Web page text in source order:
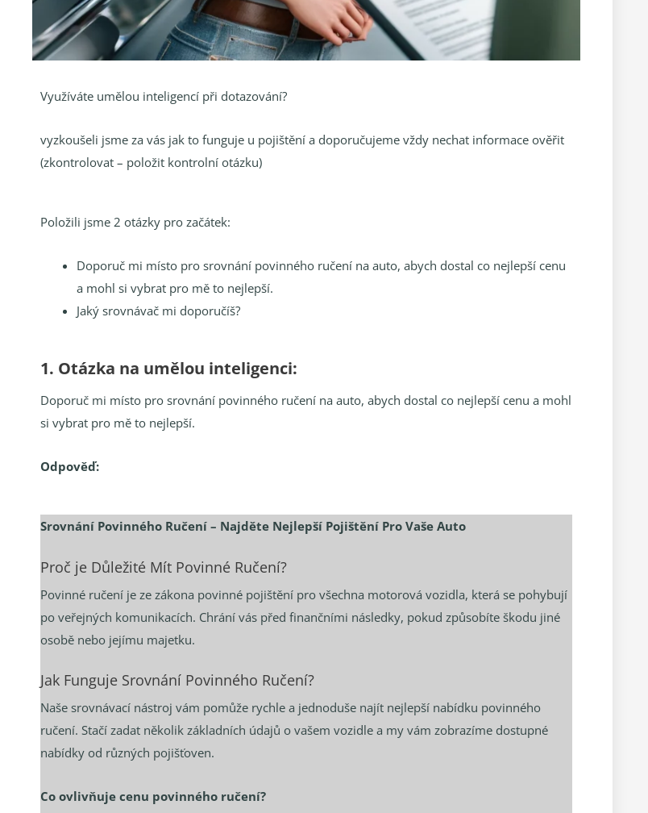
Využíváte umělou inteligencí při dotazování?
vyzkoušeli jsme za vás jak to funguje u pojištění a doporučujeme vždy nechat informace ověřit
(zkontrolovat – položit kontrolní otázku)
Položili jsme 2 otázky pro začátek:
Doporuč mi místo pro srovnání povinného ručení na auto, abych dostal co nejlepší cenu
a mohl si vybrat pro mě to nejlepší.
Jaký srovnávač mi doporučíš?
1. Otázka na umělou inteligenci:
Doporuč mi místo pro srovnání povinného ručení na auto, abych dostal co nejlepší cenu a mohl
si vybrat pro mě to nejlepší.
Odpověď:
Srovnání Povinného Ručení – Najděte Nejlepší Pojištění Pro Vaše Auto
Proč je Důležité Mít Povinné Ručení?
Povinné ručení je ze zákona povinné pojištění pro všechna motorová vozidla, která se pohybují
po veřejných komunikacích. Chrání vás před finančními následky, pokud způsobíte škodu jiné
osobě nebo jejímu majetku.
Jak Funguje Srovnání Povinného Ručení?
Naše srovnávací nástroj vám pomůže rychle a jednoduše najít nejlepší nabídku povinného
ručení. Stačí zadat několik základních údajů o vašem vozidle a my vám zobrazíme dostupné
nabídky od různých pojišťoven.
Co ovlivňuje cenu povinného ručení?